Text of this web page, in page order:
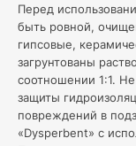
Перед
быть ровной,
гипсовые,
загрунтованы
соотношении 1:1.
защиты
повреждений в
«Dysperbent» с